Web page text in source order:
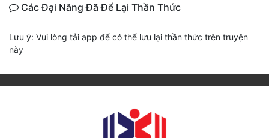
Truyện Nam
Truyện Nữ
Các Đại Năng Đã Để Lại Thần Thức
Lưu ý: Vui lòng tải app để có thể lưu lại thần thức trên truyện
này